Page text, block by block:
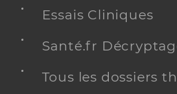
Essais Cliniques
Santé.fr
Tous les dossiers